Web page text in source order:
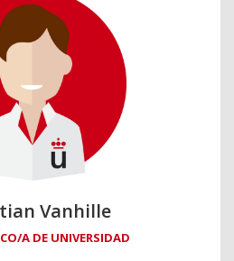
Vanhille
A DE UNIVERSIDAD